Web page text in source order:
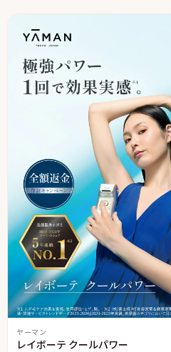
ヤーマン
レイボーテ クールパワー